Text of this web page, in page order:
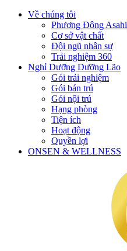
Về chúng tôi
Phương Đông Asahi
Cơ sở vật chất
Đội ngũ nhân sự
Trải nghiệm 360
Nghỉ Dưỡng Dưỡng Lão
Gói trải nghiệm
Gói bán trú
Gói nội trú
Hạng phòng
Tiện ích
Hoạt động
Quyền lợi
ONSEN & WELLNESS